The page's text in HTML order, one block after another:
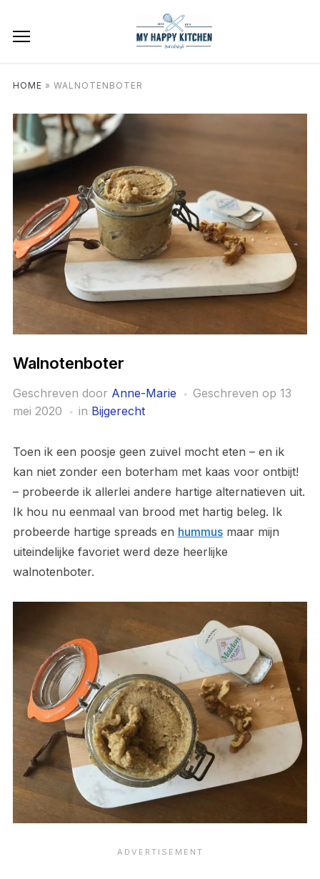
HOME » WALNOTENBOTER
Walnotenboter
Geschreven door Anne-Marie Geschreven op 13
mei 2020
in Bijgerecht
Toen ik een poosje geen zuivel mocht eten – en ik
kan niet zonder een boterham met kaas voor ontbijt!
– probeerde ik allerlei andere hartige alternatieven uit.
Ik hou nu eenmaal van brood met hartig beleg. Ik
probeerde hartige spreads en hummusmaar mijn
uiteindelijke favoriet werd deze heerlijke
walnotenboter.